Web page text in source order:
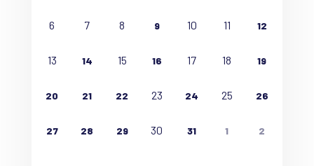
6 7 8 9 10 11 12
13 14 15 16 17 18 19
20 21 22 23 24 25 26
27 28 29 30 31 1 2